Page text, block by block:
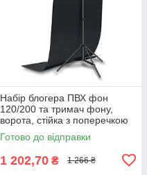
Набір блогера ПВХ фон
120/200 та тримач фону,
ворота, стійка з поперечкою
Готово до відправки
1 202,70 ₴ 1 266 ₴